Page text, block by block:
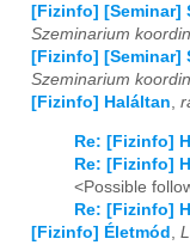
2018 01 02 03 04
2019 01 02 03 04
2020 02 04
01 02 03 04
01 02 03 04
[Fizinfo] [Seminar]
Szeminarium
[Fizinfo] [Seminar]
Szeminarium
[Fizinfo] Haláltan,
Re: [Fizinfo]
Re: [Fizinfo]
<Possible
Re: [Fizinfo]
[Fizinfo] Életmód ,